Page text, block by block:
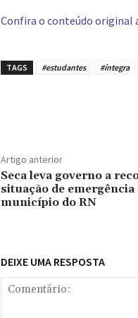
Confira o conteúdo original
TAGS #estudantes #íntegra
Artigo anterior
Seca leva governo a
situação de emergência
município do RN
DEIXE UMA RESPOSTA